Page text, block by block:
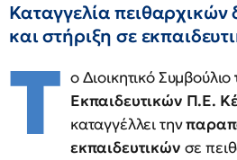
Καταγγελία πειθαρχικών
και στήριξη σε
Τ ο Διοικητικό Συμβούλιο
Εκπαιδευτικών Π.Ε.
καταγγέλλει την
εκπαιδευτικών σε